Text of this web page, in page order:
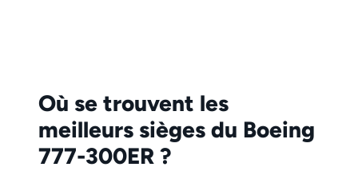
Où se trouvent les
meilleurs sièges du Boeing
777-300ER ?